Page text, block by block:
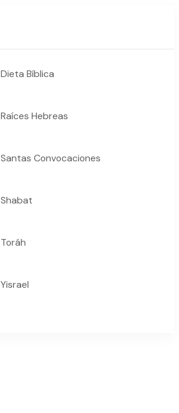
Dieta Bíblica
Raíces Hebreas
Santas Convocaciones
Shabat
Toráh
Yisrael